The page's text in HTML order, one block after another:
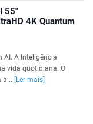
55''
4K Quantum
AI. A Inteligência
vida quotidiana. O
a...
[Ler mais]